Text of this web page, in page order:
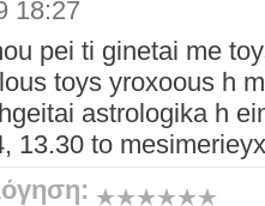
18:27
pei ti ginetai me
toys yroxoous h
astrologika h
13.30 to